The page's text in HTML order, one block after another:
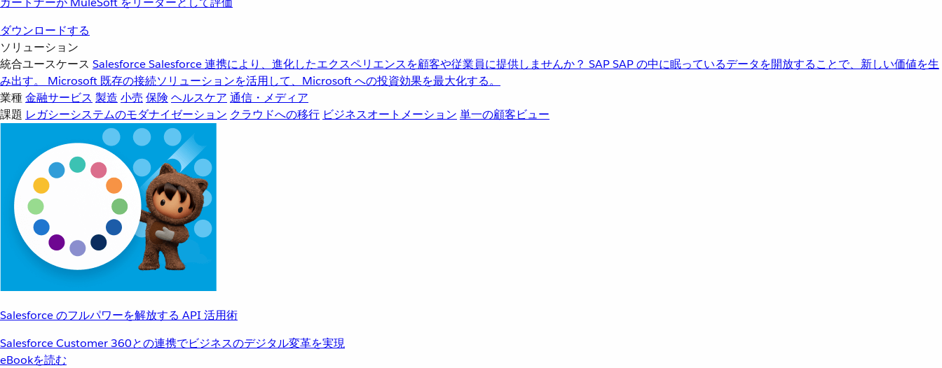
ダウンロードする
ソリューション
統合ユースケース SalesforceSalesforce 連携により、進化したエクスペリエンスを顧客や従業員に提供しませんか？ SAPSAP の中に眠っているデータを開放することで、新しい価値を生
み出す。
Microsoft 既存の接続ソリューションを活用して、Microsoft への投資効果を最大化する。
業種金融サービス 製造 小売 保険 ヘルスケア 通信・メディア
課題 レガシーシステムのモダナイゼーション クラウドへの移行 ビジネスオートメーション 単一の顧客ビュー
Salesforce のフルパワーを解放する API 活用術
Salesforce Customer 360との連携でビジネスのデジタル変革を実現
eBookを読む